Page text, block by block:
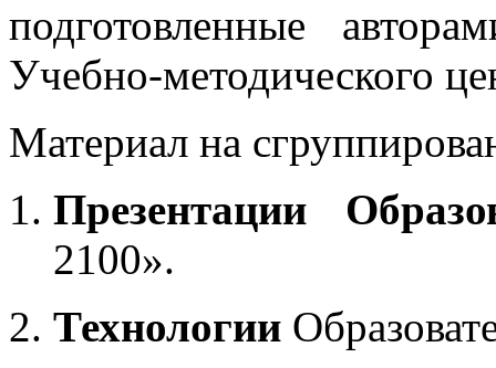
подготовленные
Учебно-методического
Материал на
Презентации
2100».
Технологии